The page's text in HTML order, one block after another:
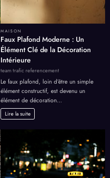
MAISON
Faux Plafond Moderne : Un
Élément Clé de la Décoration
Intérieure
team trafic referencement
Le faux plafond, loin d’être un simple
élément constructif, est devenu un
élément de décoration…
Lire la suite